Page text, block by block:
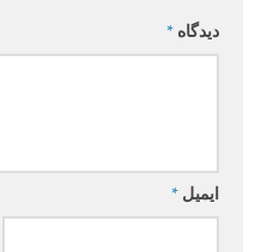
دیدگاه *
ایمیل *